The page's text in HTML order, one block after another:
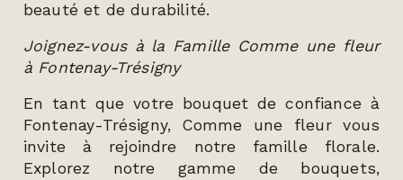
beauté et de durabilité.
Joignez-vous à la Famille Comme une fleur
à Fontenay-Trésigny
En tant que votre bouquet de confiance à
Fontenay-Trésigny, Comme une fleur vous
invite à rejoindre notre famille florale.
Explorez notre gamme de bouquets,